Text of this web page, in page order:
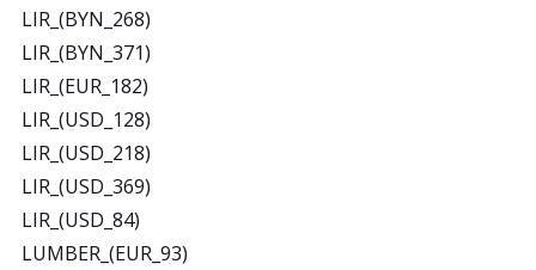
LIR_(BYN_268)
LIR_(BYN_371)
LIR_(EUR_182)
LIR_(USD_128)
LIR_(USD_218)
LIR_(USD_369)
LIR_(USD_84)
LUMBER_(EUR_93)